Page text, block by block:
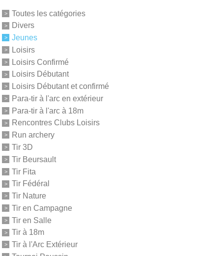
Toutes les catégories
Divers
Jeunes
Loisirs
Loisirs Confirmé
Loisirs Débutant
Loisirs Débutant et confirmé
Para-tir à l'arc en extérieur
Para-tir à l'arc à 18m
Rencontres Clubs Loisirs
Run archery
Tir 3D
Tir Beursault
Tir Fita
Tir Fédéral
Tir Nature
Tir en Campagne
Tir en Salle
Tir à 18m
Tir à l'Arc Extérieur